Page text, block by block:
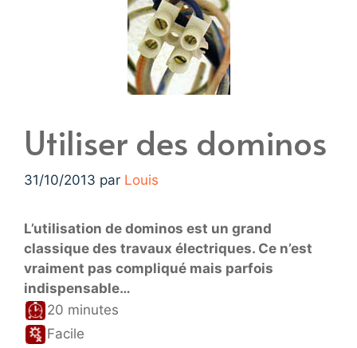
Utiliser des dominos
31/10/2013 par Louis
L’utilisation de dominos est un grand
classique des travaux électriques. Ce n’est
vraiment pas compliqué mais parfois
indispensable…
20 minutes
Facile